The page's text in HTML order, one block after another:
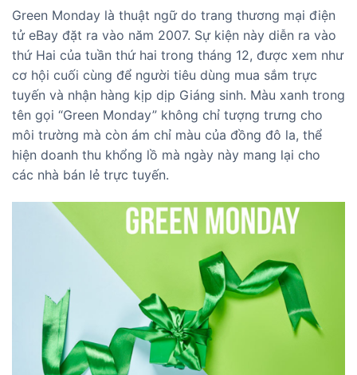
Green Monday là thuật ngữ do trang thương mại điện
tử eBay đặt ra vào năm 2007. Sự kiện này diễn ra vào
thứ Hai của tuần thứ hai trong tháng 12, được xem như
cơ hội cuối cùng để người tiêu dùng mua sắm trực
tuyến và nhận hàng kịp dịp Giáng sinh. Màu xanh trong
tên gọi “Green Monday” không chỉ tượng trưng cho
môi trường mà còn ám chỉ màu của đồng đô la, thể
hiện doanh thu khổng lồ mà ngày này mang lại cho
các nhà bán lẻ trực tuyến.